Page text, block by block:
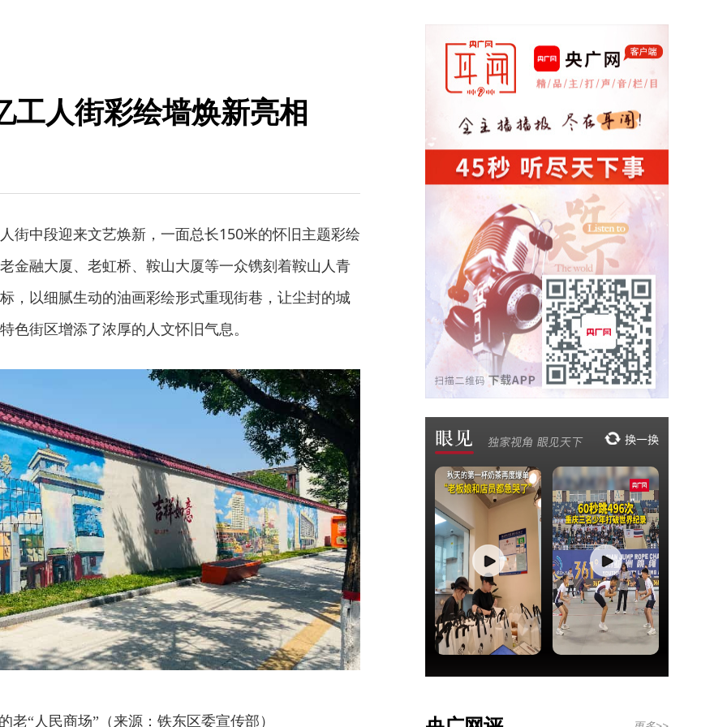
工人街彩绘墙焕新亮相
街中段迎来文艺焕新，一面总长150米的怀旧主题彩绘
金融大厦、老虹桥、鞍山大厦等一众镌刻着鞍山人青
，以细腻生动的油画彩绘形式重现街巷，让尘封的城
色街区增添了浓厚的人文怀旧气息。
老“人民商场”（来源：铁东区委宣传部）